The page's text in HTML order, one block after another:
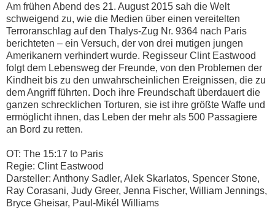
Am frühen Abend des 21. August 2015 sah die Welt
schweigend zu, wie die Medien über einen vereitelten
Terroranschlag auf den Thalys-Zug Nr. 9364 nach Paris
berichteten – ein Versuch, der von drei mutigen jungen
Amerikanern verhindert wurde. Regisseur Clint Eastwood
folgt dem Lebensweg der Freunde, von den Problemen der
Kindheit bis zu den unwahrscheinlichen Ereignissen, die zu
dem Angriff führten. Doch ihre Freundschaft überdauert die
ganzen schrecklichen Torturen, sie ist ihre größte Waffe und
ermöglicht ihnen, das Leben der mehr als 500 Passagiere
an Bord zu retten.
OT: The 15:17 to Paris
Regie: Clint Eastwood
Darsteller: Anthony Sadler, Alek Skarlatos, Spencer Stone,
Ray Corasani, Judy Greer, Jenna Fischer, William Jennings,
Bryce Gheisar, Paul-Mikél Williams